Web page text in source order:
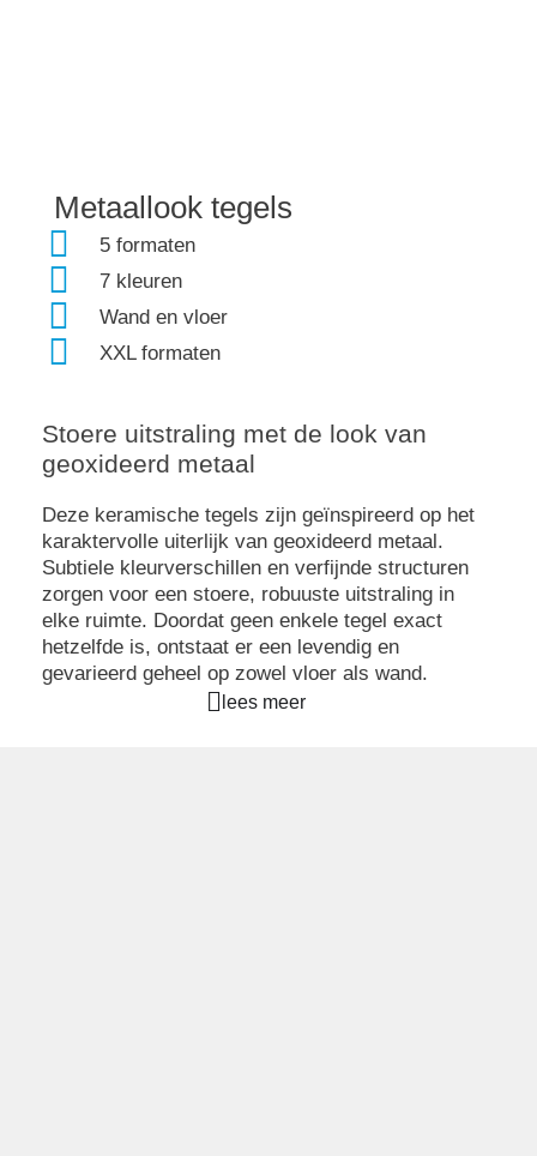
Metaallook tegels
stijlvol en robuust
Metaallook tegels
5 formaten
7 kleuren
Wand en vloer
XXL formaten
Stoere uitstraling met de look van
geoxideerd metaal
Deze keramische tegels zijn geïnspireerd op het
karaktervolle uiterlijk van geoxideerd metaal.
Subtiele kleurverschillen en verfijnde structuren
zorgen voor een stoere, robuuste uitstraling in
elke ruimte. Doordat geen enkele tegel exact
hetzelfde is, ontstaat er een levendig en
gevarieerd geheel op zowel vloer als wand.